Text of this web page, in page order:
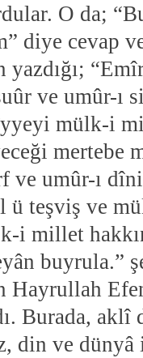
O da;
diye cevap
yazdığı;
ve umûr-ı
mülk-i
mertebe
ve umûr-ı
ü teşviş ve
i millet
buyrula.”
Hayrullah
Burada, aklî
din ve